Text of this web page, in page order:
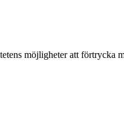
möjligheter att förtrycka